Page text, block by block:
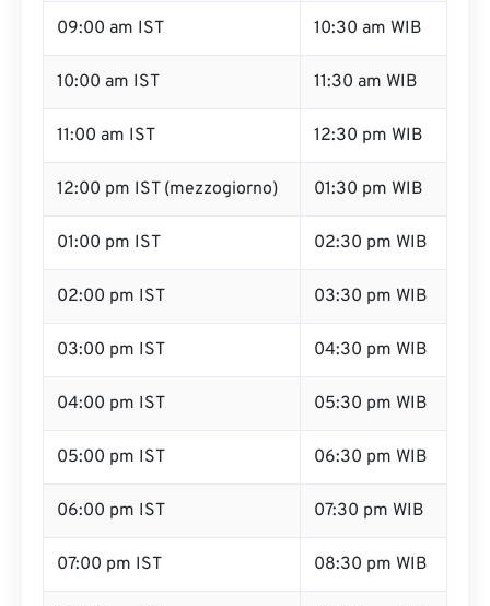
09:00 am IST 10:30 am WIB
10:00 am IST 11:30 am WIB
11:00 am IST 12:30 pm WIB
12:00 pm IST (mezzogiorno) 01:30 pm WIB
01:00 pm IST 02:30 pm WIB
02:00 pm IST 03:30 pm WIB
03:00 pm IST 04:30 pm WIB
04:00 pm IST 05:30 pm WIB
05:00 pm IST 06:30 pm WIB
06:00 pm IST 07:30 pm WIB
07:00 pm IST 08:30 pm WIB